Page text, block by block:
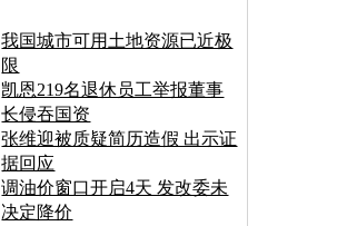
我国城市可用土地资源已近极
限
凯恩219名退休员工举报董事
长侵吞国资
张维迎被质疑简历造假 出示证
据回应
调油价窗口开启4天 发改委未
决定降价